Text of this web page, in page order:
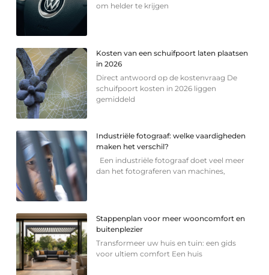
om helder te krijgen
Kosten van een schuifpoort laten plaatsen
in 2026
Direct antwoord op de kostenvraag De
schuifpoort kosten in 2026 liggen
gemiddeld
Industriële fotograaf: welke vaardigheden
maken het verschil?
Een industriële fotograaf doet veel meer
dan het fotograferen van machines,
Stappenplan voor meer wooncomfort en
buitenplezier
Transformeer uw huis en tuin: een gids
voor ultiem comfort Een huis